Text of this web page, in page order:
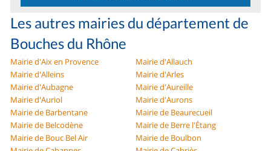
Les autres mairies du département de
Bouches du Rhône
Mairie d'Aix en Provence
Mairie d'Allauch
Mairie d'Alleins
Mairie d'Arles
Mairie d'Aubagne
Mairie d'Aureille
Mairie d'Auriol
Mairie d'Aurons
Mairie de Barbentane
Mairie de Beaurecueil
Mairie de Belcodène
Mairie de Berre l'Étang
Mairie de Bouc Bel Air
Mairie de Boulbon